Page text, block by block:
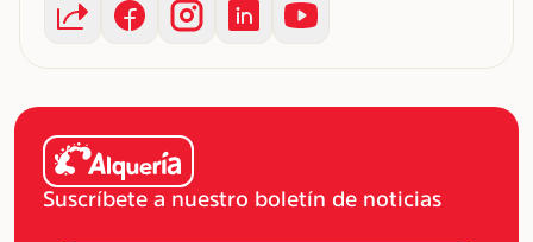
Suscríbete a nuestro boletín de noticias